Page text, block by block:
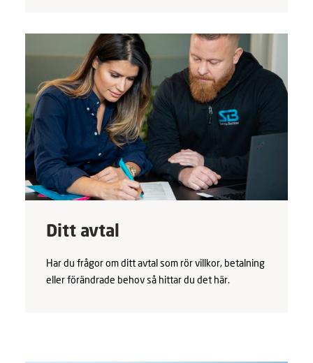
Ditt avtal
Har du frågor om ditt avtal som rör villkor, betalning
eller förändrade behov så hittar du det här.